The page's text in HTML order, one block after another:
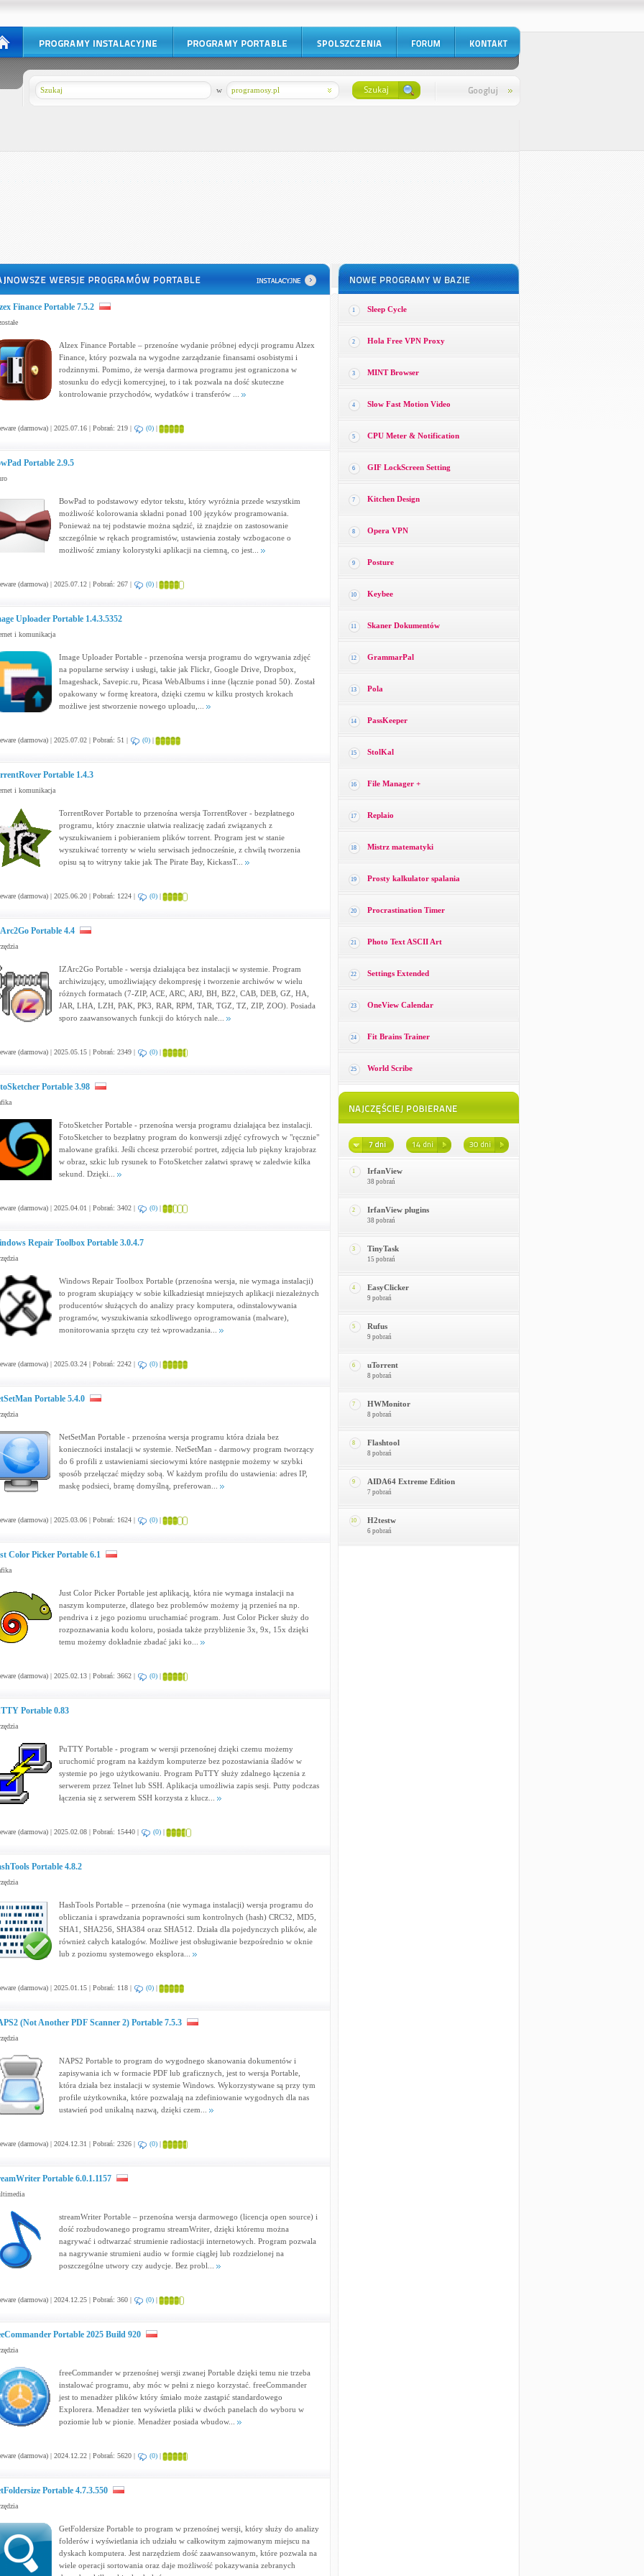
programosy.pl
w
Finance Portable 7.5.2
Alzex Finance Portable – przenośne wydanie próbnej edycji programu Alzex
Finance, który pozwala na wygodne zarządzanie finansami osobistymi i
rodzinnymi. Pomimo, że wersja darmowa programu jest ograniczona w
stosunku do edycji komercyjnej, to i tak pozwala na dość skuteczne
kontrolowanie przychodów, wydatków i transferów ...
(darmowa) | 2025.07.16 | Pobrań: 219 | (0)|
Portable 2.9.5
BowPad to podstawowy edytor tekstu, który wyróżnia przede wszystkim
możliwość kolorowania składni ponad 100 języków programowania.
Ponieważ na tej podstawie można sądzić, iż znajdzie on zastosowanie
szczególnie w rękach programistów, ustawienia zostały wzbogacone o
możliwość zmiany kolorystyki aplikacji na ciemną, co jest...
(darmowa) | 2025.07.12 | Pobrań: 267 | (0)|
Uploader Portable 1.4.3.5352
i komunikacja
Image Uploader Portable - przenośna wersja programu do wgrywania zdjęć
na popularne serwisy i usługi, takie jak Flickr, Google Drive, Dropbox,
Imageshack, Savepic.ru, Picasa WebAlbums i inne (łącznie ponad 50). Został
opakowany w formę kreatora, dzięki czemu w kilku prostych krokach
możliwe jest stworzenie nowego uploadu,...
(darmowa) | 2025.07.02 | Pobrań: 51 | (0)|
Portable 1.4.3
i komunikacja
TorrentRover Portable to przenośna wersja TorrentRover - bezpłatnego
programu, który znacznie ułatwia realizację zadań związanych z
wyszukiwaniem i pobieraniem plików torrent. Program jest w stanie
wyszukiwać torrenty w wielu serwisach jednocześnie, z chwilą tworzenia
opisu są to witryny takie jak The Pirate Bay, KickassT...
(darmowa) | 2025.06.20 | Pobrań: 1224 | (0)|
Portable 4.4
IZArc2Go Portable - wersja działająca bez instalacji w systemie. Program
archiwizujący, umożliwiający dekompresję i tworzenie archiwów w wielu
różnych formatach (7-ZIP, ACE, ARC, ARJ, BH, BZ2, CAB, DEB, GZ, HA,
JAR, LHA, LZH, PAK, PK3, RAR, RPM, TAR, TGZ, TZ, ZIP, ZOO). Posiada
sporo zaawansowanych funkcji do których nale...
(darmowa) | 2025.05.15 | Pobrań: 2349 | (0)|
Portable 3.98
FotoSketcher Portable - przenośna wersja programu działająca bez instalacji.
FotoSketcher to bezpłatny program do konwersji zdjęć cyfrowych w "ręcznie"
malowane grafiki. Jeśli chcesz przerobić portret, zdjęcia lub piękny krajobraz
w obraz, szkic lub rysunek to FotoSketcher załatwi sprawę w zaledwie kilka
sekund. Dzięki...
(darmowa) | 2025.04.01 | Pobrań: 3402 | (0)|
Repair Toolbox Portable 3.0.4.7
Windows Repair Toolbox Portable (przenośna wersja, nie wymaga instalacji)
to program skupiający w sobie kilkadziesiąt mniejszych aplikacji niezależnych
producentów służących do analizy pracy komputera, odinstalowywania
programów, wyszukiwania szkodliwego oprogramowania (malware),
monitorowania sprzętu czy też wprowadzania...
(darmowa) | 2025.03.24 | Pobrań: 2242 | (0)|
Portable 5.4.0
NetSetMan Portable - przenośna wersja programu która działa bez
konieczności instalacji w systemie. NetSetMan - darmowy program tworzący
do 6 profili z ustawieniami sieciowymi które następnie możemy w szybki
sposób przełączać między sobą. W każdym profilu do ustawienia: adres IP,
maskę podsieci, bramę domyślną, preferowan...
(darmowa) | 2025.03.06 | Pobrań: 1624 | (0)|
Color Picker Portable 6.1
Just Color Picker Portable jest aplikacją, która nie wymaga instalacji na
naszym komputerze, dlatego bez problemów możemy ją przenieś na np.
pendriva i z jego poziomu uruchamiać program. Just Color Picker służy do
rozpoznawania kodu koloru, posiada także przybliżenie 3x, 9x, 15x dzięki
temu możemy dokładnie zbadać jaki ko...
(darmowa) | 2025.02.13 | Pobrań: 3662 | (0)|
Portable 0.83
PuTTY Portable - program w wersji przenośnej dzięki czemu możemy
uruchomić program na każdym komputerze bez pozostawiania śladów w
systemie po jego użytkowaniu. Program PuTTY służy zdalnego łączenia z
serwerem przez Telnet lub SSH. Aplikacja umożliwia zapis sesji. Putty podczas
łączenia się z serwerem SSH korzysta z klucz...
(darmowa) | 2025.02.08 | Pobrań: 15440 | (0)|
Portable 4.8.2
HashTools Portable – przenośna (nie wymaga instalacji) wersja programu do
obliczania i sprawdzania poprawności sum kontrolnych (hash) CRC32, MD5,
SHA1, SHA256, SHA384 oraz SHA512. Działa dla pojedynczych plików, ale
również całych katalogów. Możliwe jest obsługiwanie bezpośrednio w oknie
lub z poziomu systemowego eksplora...
(darmowa) | 2025.01.15 | Pobrań: 118 | (0)|
(Not Another PDF Scanner 2) Portable 7.5.3
NAPS2 Portable to program do wygodnego skanowania dokumentów i
zapisywania ich w formacie PDF lub graficznych, jest to wersja Portable,
która działa bez instalacji w systemie Windows. Wykorzystywane są przy tym
profile użytkownika, które pozwalają na zdefiniowanie wygodnych dla nas
ustawień pod unikalną nazwą, dzięki czem...
(darmowa) | 2024.12.31 | Pobrań: 2326 | (0)|
Portable 6.0.1.1157
streamWriter Portable – przenośna wersja darmowego (licencja open source) i
dość rozbudowanego programu streamWriter, dzięki któremu można
nagrywać i odtwarzać strumienie radiostacji internetowych. Program pozwala
na nagrywanie strumieni audio w formie ciągłej lub rozdzielonej na
poszczególne utwory czy audycje. Bez probl...
(darmowa) | 2024.12.25 | Pobrań: 360 | (0)|
Portable 2025 Build 920
freeCommander w przenośnej wersji zwanej Portable dzięki temu nie trzeba
instalować programu, aby móc w pełni z niego korzystać. freeCommander
jest to menadżer plików który śmiało może zastąpić standardowego
Explorera. Menadżer ten wyświetla pliki w dwóch panelach do wyboru w
poziomie lub w pionie. Menadżer posiada wbudow...
(darmowa) | 2024.12.22 | Pobrań: 5620 | (0)|
Portable 4.7.3.550
GetFoldersize Portable to program w przenośnej wersji, który służy do analizy
folderów i wyświetlania ich udziału w całkowitym zajmowanym miejscu na
dyskach komputera. Jest narzędziem dość zaawansowanym, które pozwala na
wiele operacji sortowania oraz daje możliwość pokazywania zebranych
1 Sleep Cycle
2 Hola Free VPN Proxy
3 MINT Browser
4 Slow Fast Motion Video
5 CPU Meter & Notification
6 GIF LockScreen Setting
7 Kitchen Design
8 Opera VPN
9 Posture
10 Keybee
11 Skaner Dokumentów
12 GrammarPal
13 Pola
14 PassKeeper
15 StolKal
16 File Manager +
17 Replaio
18 Mistrz matematyki
19 Prosty kalkulator spalania
20 Procrastination Timer
21 Photo Text ASCII Art
22 Settings Extended
23 OneView Calendar
24 Fit Brains Trainer
25 World Scribe
1 IrfanView
38 pobrań
2 IrfanView plugins
38 pobrań
3 TinyTask
15 pobrań
4 EasyClicker
9 pobrań
5 Rufus
9 pobrań
6 uTorrent
8 pobrań
7 HWMonitor
8 pobrań
8 Flashtool
8 pobrań
9 AIDA64 Extreme Edition
7 pobrań
10 H2testw
6 pobrań